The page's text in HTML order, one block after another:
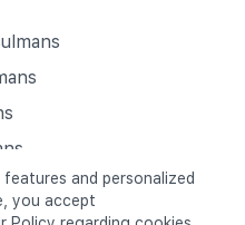
and personalized
you accept